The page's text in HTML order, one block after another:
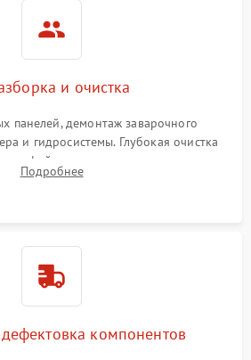
и очистка
панелей, демонтаж заварочного
и гидросистемы. Глубокая очистка
кофейных масел, жмыха и накипи.
и фильтров с использованием
Подробнее
дефектовка компонентов